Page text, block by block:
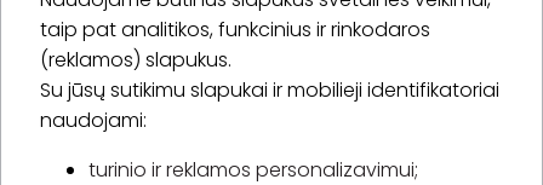
taip pat analitikos, funkcinius ir rinkodaros
(reklamos) slapukus.
Su jūsų sutikimu slapukai ir mobilieji identifikatoriai
naudojami:
turinio ir reklamos personalizavimui;
* Susipažinau su privatumo politika
Prenumeruoti